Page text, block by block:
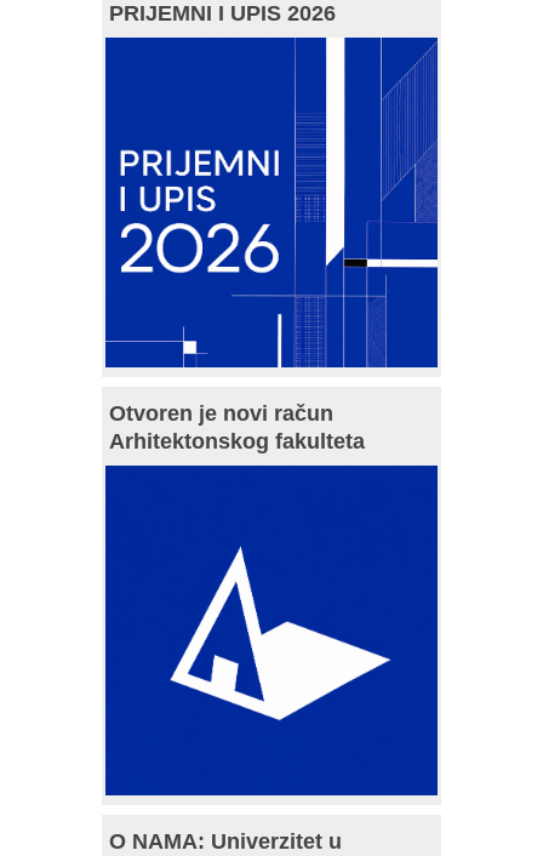
PRIJEMNI I UPIS 2026
Otvoren je novi račun
Arhitektonskog fakulteta
O NAMA: Univerzitet u